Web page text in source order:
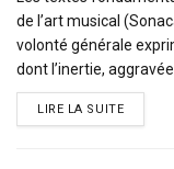
de l’art musical
volonté générale
dont l’inertie,
LIRE LA SUITEDETAILS